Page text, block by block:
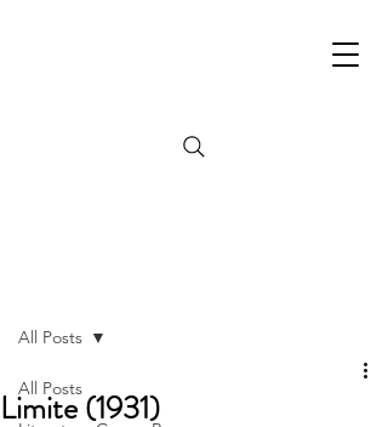
All Posts
All Posts
Limite (1931)